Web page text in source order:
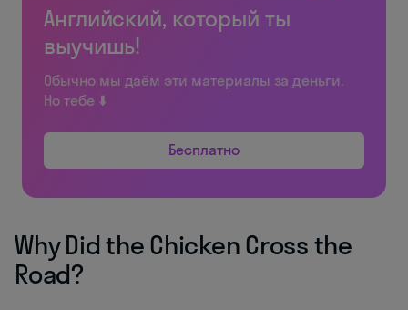
Английский, который ты
выучишь!
Обычно мы даём эти материалы за деньги.
Но тебе ⬇️
Бесплатно
Why Did the Chicken Cross the
Road?